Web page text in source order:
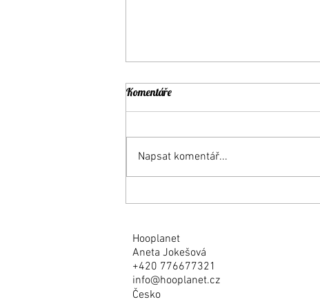
Jak si vybrat obruč?
Komentáře
Napsat komentář...
Hooplanet
Aneta Jokešová
+420 776677321
info@hooplanet.cz
Česko